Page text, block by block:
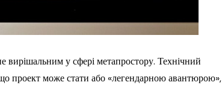
у сфері метапростору. Технічний
проект може стати або «легендарною авантюрою»,